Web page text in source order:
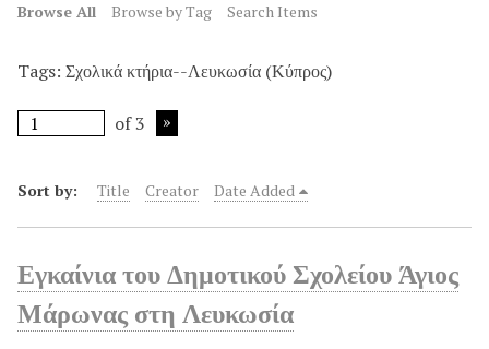
Browse All Browse by Tag Search Items
Tags: Σχολικά κτήρια--Λευκωσία (Κύπρος)
of 3
Sort by: Title Creator Date Added
Εγκαίνια του Δημοτικού Σχολείου Άγιος
Μάρωνας στη Λευκωσία